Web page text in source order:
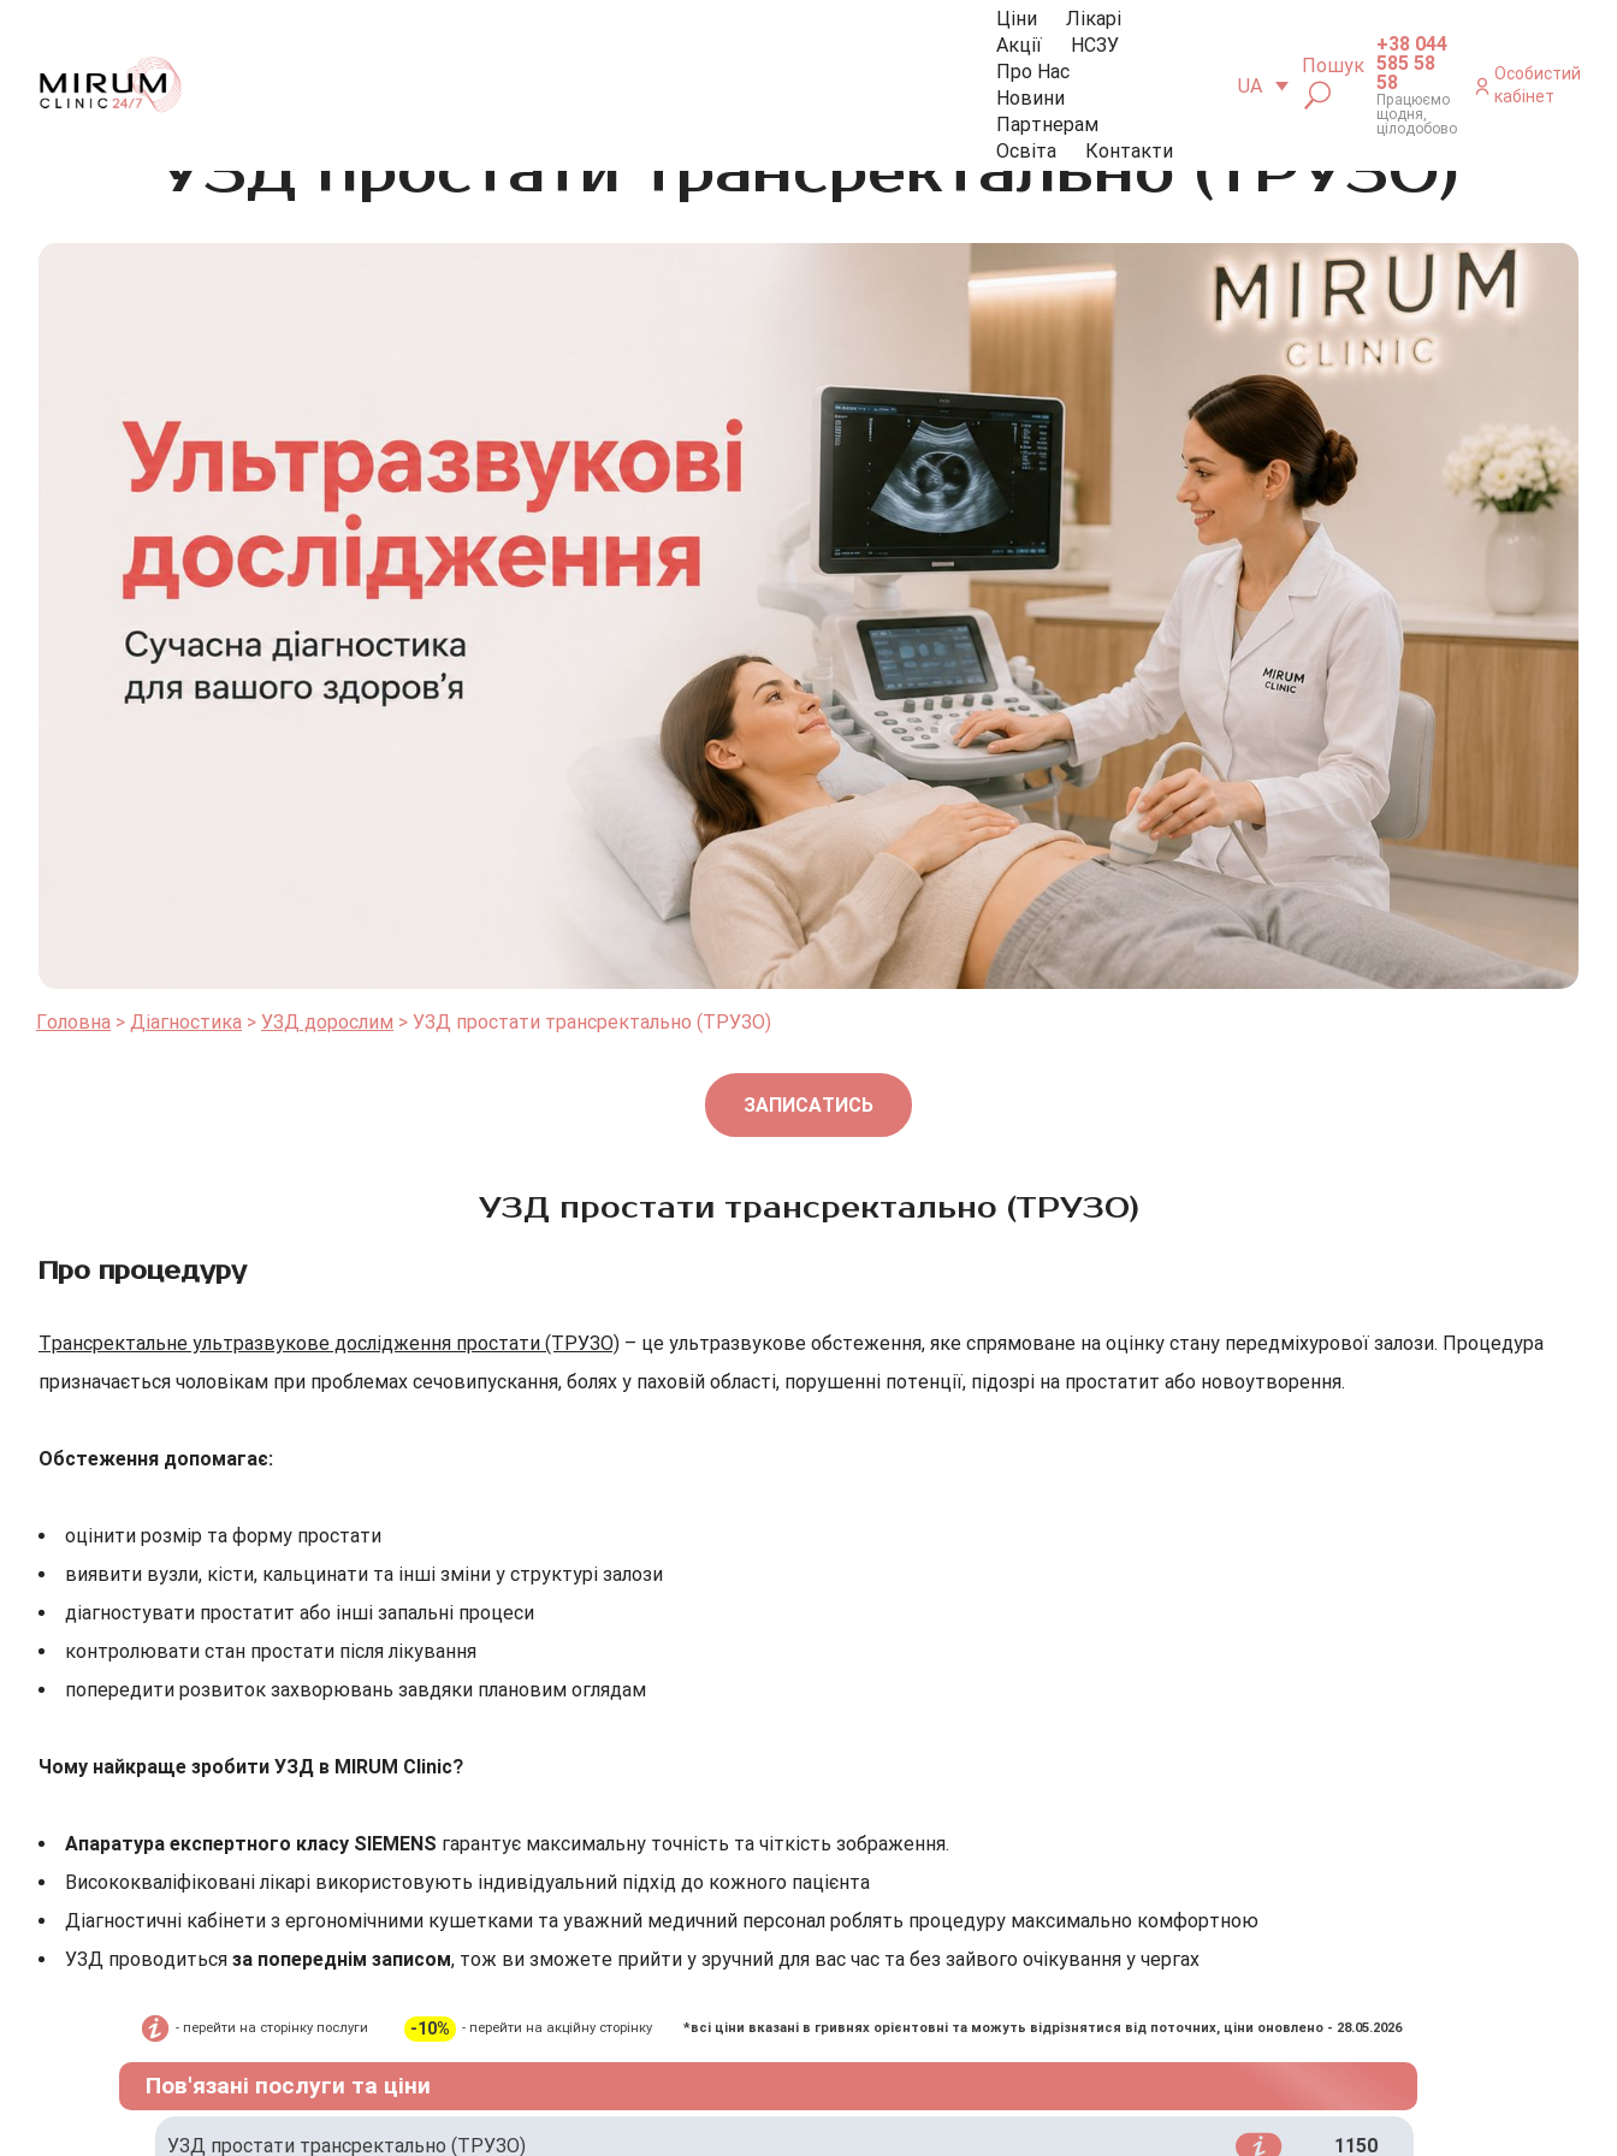
Ціни
Лікарі
Акції
НСЗУ
Про Нас
Новини
Партнерам
Освіта
Контакти
UA
Пошук
+38 044
585 58
58
Працюємо
щодня,
цілодобово
Особистий
кабінет
УЗД простати трансректально (ТРУЗО)
Головна Діагностика УЗД дорослим УЗД простати трансректально (ТРУЗО)
ЗАПИСАТИСЬ
УЗД простати трансректально (ТРУЗО)
Про процедуру
Трансректальне ультразвукове дослідження простати (ТРУЗО) – це ультразвукове обстеження, яке спрямоване на оцінку стану передміхурової залози. Процедура
призначається чоловікам при проблемах сечовипускання, болях у паховій області, порушенні потенції, підозрі на простатит або новоутворення.
Обстеження допомагає:
оцінити розмір та форму простати
виявити вузли, кісти, кальцинати та інші зміни у структурі залози
діагностувати простатит або інші запальні процеси
контролювати стан простати після лікування
попередити розвиток захворювань завдяки плановим оглядам
Чому найкраще зробити УЗД в MIRUM Clinic?
Апаратура експертного класу SIEMENS гарантує максимальну точність та чіткість зображення.
Висококваліфіковані лікарі використовують індивідуальний підхід до кожного пацієнта
Діагностичні кабінети з ергономічними кушетками та уважний медичний персонал роблять процедуру максимально комфортною
УЗД проводиться за попереднім записом, тож ви зможете прийти у зручний для вас час та без зайвого очікування у чергах
- перейти на сторінку послуги -10% - перейти на акційну сторінку *всі ціни вказані в гривнях орієнтовні та можуть відрізнятися від поточних, ціни оновлено - 28.05.2026
Пов'язані послуги та ціни
УЗД простати трансректально (ТРУЗО) 1150